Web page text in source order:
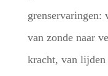
grenservaringen:
van zonde naar
kracht, van lijden